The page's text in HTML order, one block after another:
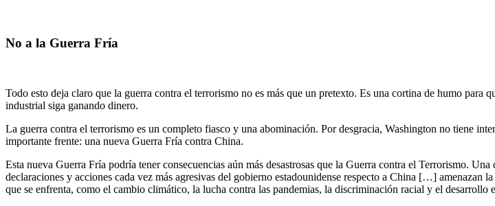
No a la Guerra Fría
Todo esto deja claro que la guerra contra el terrorismo no es más que un pretexto. Es una cortina de humo
industrial siga ganando dinero.
La guerra contra el terrorismo es un completo fiasco y una abominación. Por desgracia, Washington no tiene
importante frente: una nueva Guerra Fría contra China.
Esta nueva Guerra Fría podría tener consecuencias aún más desastrosas que la Guerra contra el Terrorismo.
declaraciones y acciones cada vez más agresivas del gobierno estadounidense respecto a China […]
que se enfrenta, como el cambio climático, la lucha contra las pandemias, la discriminación racial y el desarrollo